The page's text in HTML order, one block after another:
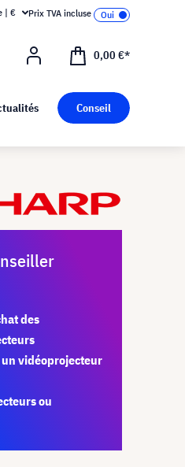
| € Prix TVA incluse
0,00 €*
Conseil
des
vidéoprojecteur
ou